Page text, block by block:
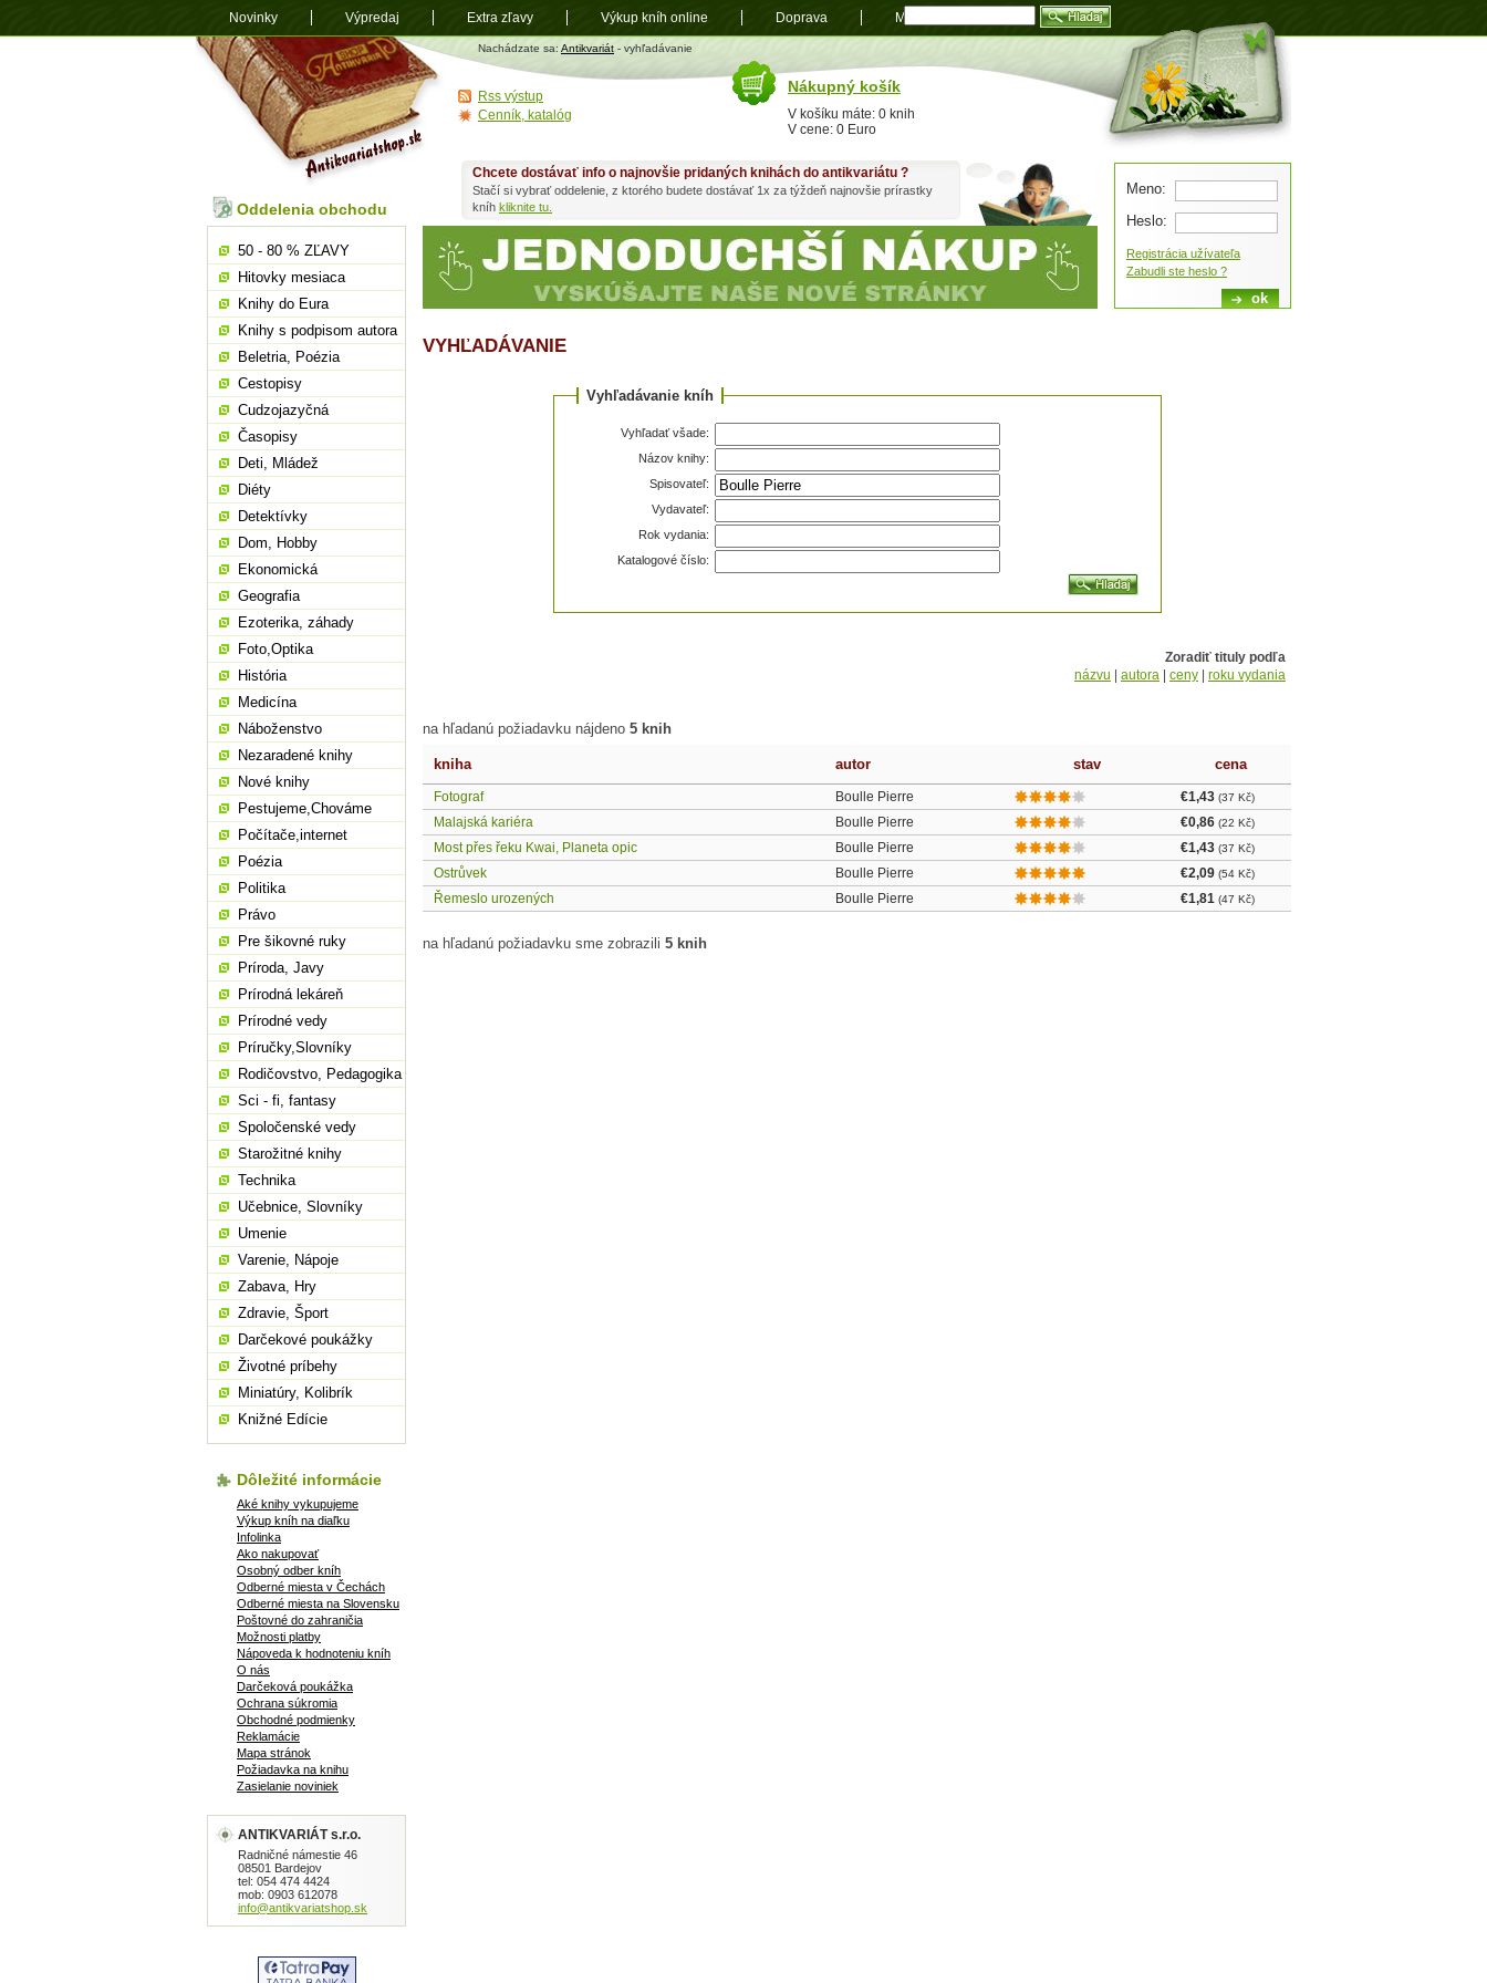
Antikvariát
shop.sk
Nachádzate sa: Antikvariát - vyhľadávanie
VYHĽADÁVANIE
Vyhľadávanie kníh
Vyhľadať všade:
Názov knihy:
Spisovateľ:
Vydavateľ:
Rok vydania:
Katalogové číslo:
Zoradiť tituly podľa
názvu
autora ceny roku vydania
na hľadanú požiadavku nájdeno 5 knih
kniha autor stav cena
Fotograf Boulle Pierre €1,43 (37 Kč)
Malajská kariéra Boulle Pierre €0,86 (22 Kč)
Most přes řeku Kwai, Planeta opic Boulle Pierre €1,43 (37 Kč)
Ostrůvek Boulle Pierre €2,09 (54 Kč)
Řemeslo urozených Boulle Pierre €1,81 (47 Kč)
na hľadanú požiadavku sme zobrazili 5 knih
Chcete dostávať info o najnovšie pridaných knihách do antikvariátu ?
Stačí si vybrať oddelenie, z ktorého budete dostávať 1x za týždeň najnovšie prírastky
kníh kliknite tu.
Oddelenia obchodu
50 - 80 % ZĽAVY
Hitovky mesiaca
Knihy do Eura
Knihy s podpisom autora
Beletria, Poézia
Cestopisy
Cudzojazyčná
Časopisy
Deti, Mládež
Diéty
Detektívky
Dom, Hobby
Ekonomická
Geografia
Ezoterika, záhady
Foto,Optika
História
Medicína
Náboženstvo
Nezaradené knihy
Nové knihy
Pestujeme,Chováme
Počítače,internet
Poézia
Politika
Právo
Pre šikovné ruky
Príroda, Javy
Prírodná lekáreň
Prírodné vedy
Príručky,Slovníky
Rodičovstvo, Pedagogika
Sci - fi, fantasy
Spoločenské vedy
Starožitné knihy
Technika
Učebnice, Slovníky
Umenie
Varenie, Nápoje
Zabava, Hry
Zdravie, Šport
Darčekové poukážky
Životné príbehy
Miniatúry, Kolibrík
Knižné Edície
Dôležité informácie
Aké knihy vykupujeme
Výkup kníh na diaľku
Infolinka
Ako nakupovať
Osobný odber kníh
Odberné miesta v Čechách
Odberné miesta na Slovensku
Poštovné do zahraničia
Možnosti platby
Nápoveda k hodnoteniu kníh
O nás
Darčeková poukážka
Ochrana súkromia
Obchodné podmienky
Reklamácie
Mapa stránok
Požiadavka na knihu
Zasielanie noviniek
ANTIKVARIÁT s.r.o.
Radničné námestie 46
08501 Bardejov
tel: 054 474 4424
mob: 0903 612078
info@antikvariatshop.sk
Meno:
Heslo:
Registrácia užívateľa
Zabudli ste heslo ?
Nákupný košík
V košíku máte: 0 knih
V cene: 0 Euro
Rss výstup
Cenník, katalóg
Novinky Výpredaj Extra zľavy Výkup kníh online Doprava Mapa